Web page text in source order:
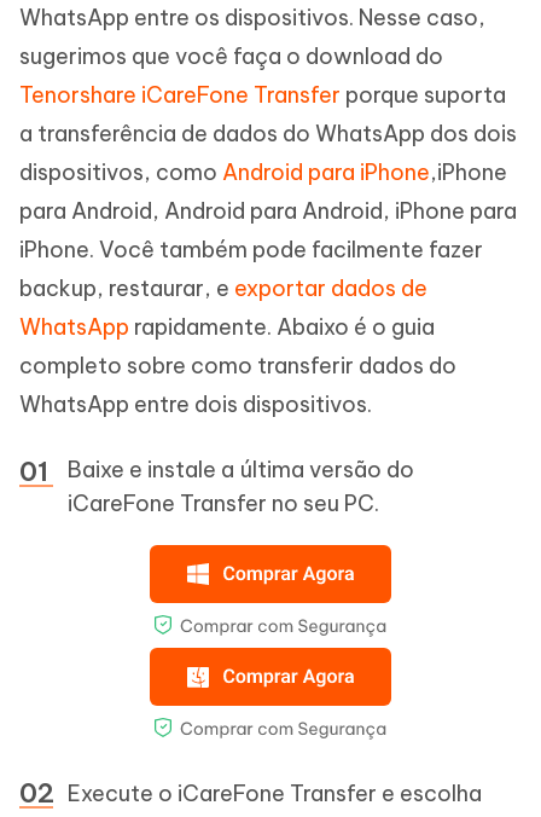
WhatsApp entre os dispositivos. Nesse caso,
sugerimos que você faça o download do
Tenorshare iCareFone Transfer porque suporta
a transferência de dados do WhatsApp dos dois
dispositivos, como Android para iPhone,iPhone
para Android, Android para Android, iPhone para
iPhone. Você também pode facilmente fazer
backup, restaurar, e exportar dados de
WhatsApp rapidamente. Abaixo é o guia
completo sobre como transferir dados do
WhatsApp entre dois dispositivos.
Baixe e instale a última versão do
iCareFone Transfer no seu PC.
Execute o iCareFone Transfer e escolha